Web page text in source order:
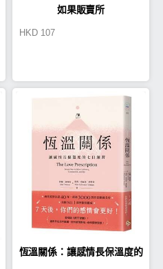
如果販賣所
HKD 107
恆溫關係：讓感情長保溫度的